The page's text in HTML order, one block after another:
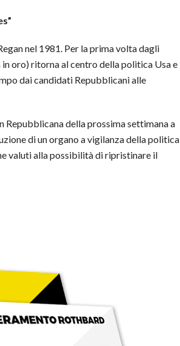
nel 1981. Per la prima volta dagli
oro) ritorna al centro della politica Usa e
dai candidati Repubblicani alle
Repubblicana della prossima settimana a
di un organo a vigilanza della politica
valuti alla possibilità di ripristinare il